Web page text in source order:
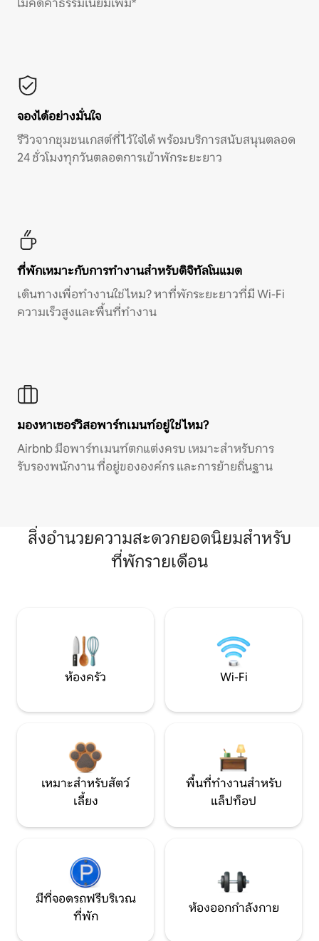
ไม่คิดค่าธรรมเนียมเพิ่ม*
จองได้อย่างมั่นใจ
รีวิวจากชุมชนเกสต์ที่ไว้ใจได้ พร้อมบริการสนับสนุนตลอด
24 ชั่วโมงทุกวันตลอดการเข้าพักระยะยาว
ที่พักเหมาะกับการทำงานสำหรับดิจิทัลโนแมด
เดินทางเพื่อทำงานใช่ไหม? หาที่พักระยะยาวที่มี Wi-Fi
ความเร็วสูงและพื้นที่ทำงาน
มองหาเซอร์วิสอพาร์ทเมนท์อยู่ใช่ไหม?
Airbnb มีอพาร์ทเมนท์ตกแต่งครบ เหมาะสำหรับการ
รับรองพนักงาน ที่อยู่ขององค์กร และการย้ายถิ่นฐาน
สิ่งอำนวยความสะดวกยอดนิยมสำหรับ
ที่พักรายเดือน
ห้องครัว Wi-Fi
เหมาะสำหรับสัตว์
เลี้ยง
พื้นที่ทำงานสำหรับ
แล็ปท็อป
มีที่จอดรถฟรีบริเวณ
ที่พัก
ห้องออกกำลังกาย